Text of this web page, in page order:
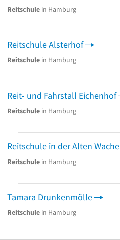
Reitschule in Hamburg
Reitschule Alsterhof
Reitschule in Hamburg
Reit- und Fahrstall Eichenhof
Reitschule in Hamburg
Reitschule in der Alten Wache
Reitschule in Hamburg
Tamara Drunkenmölle
Reitschule in Hamburg